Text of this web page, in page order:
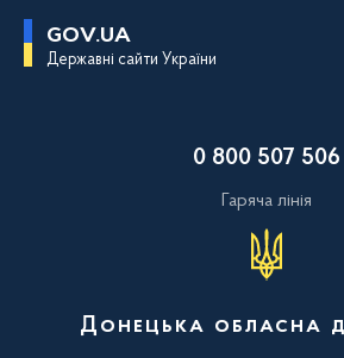
GOV.UA
Державні сайти України
0 800 507 506
Гаряча лінія
Донецька обласна